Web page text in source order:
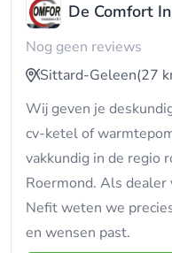
De Comfort
Nog geen reviews
Sittard-Geleen(27
Wij geven je
cv-ketel of
vakkundig in de regio
Roermond. Als dealer
Nefit weten we
en wensen past.